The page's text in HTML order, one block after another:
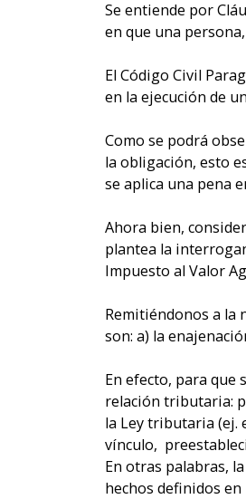
Se entiende por
en que una
El Código Civil
en la ejecución de
Como se podrá
la obligación, esto
se aplica una pena
Ahora bien,
plantea la
Impuesto al Valor
Remitiéndonos a la
son: a) la
En efecto, para que
relación tributaria:
la Ley tributaria (ej.
vínculo,
En otras palabras,
hechos definidos